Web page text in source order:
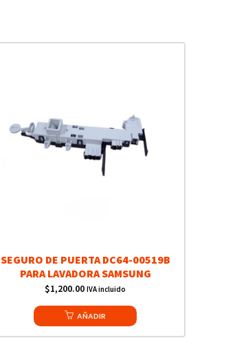
SEGURO DE PUERTA DC64-00519B
PARA LAVADORA SAMSUNG
$1,200.00 IVA incluido
AÑADIR